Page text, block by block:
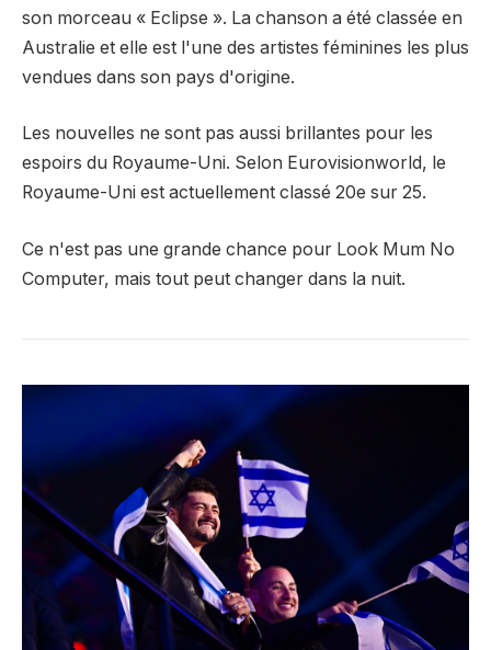
son morceau « Eclipse ». La chanson a été classée en
Australie et elle est l'une des artistes féminines les plus
vendues dans son pays d'origine.
Les nouvelles ne sont pas aussi brillantes pour les
espoirs du Royaume-Uni. Selon Eurovisionworld, le
Royaume-Uni est actuellement classé 20e sur 25.
Ce n'est pas une grande chance pour Look Mum No
Computer, mais tout peut changer dans la nuit.